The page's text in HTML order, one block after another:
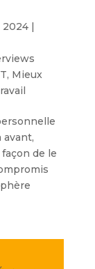
2024|
, Mieux
de le